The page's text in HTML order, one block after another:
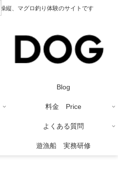
縦、マグロ釣り体験のサイトです
Blog
料金 Price
よくある質問
遊漁船 実務研修